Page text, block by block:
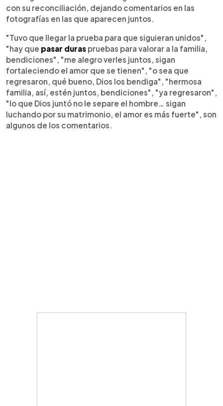
con su reconciliación, dejando comentarios en las
fotografías en las que aparecen juntos.
"Tuvo que llegar la prueba para que siguieran unidos",
"hay que pasar duras pruebas para valorar a la familia,
bendiciones", "me alegro verles juntos, sigan
fortaleciendo el amor que se tienen", "o sea que
regresaron, qué bueno, Dios los bendiga", "hermosa
familia, así, estén juntos, bendiciones", "ya regresaron",
"lo que Dios juntó no le separe el hombre… sigan
luchando por su matrimonio, el amor es más fuerte", son
algunos de los comentarios.